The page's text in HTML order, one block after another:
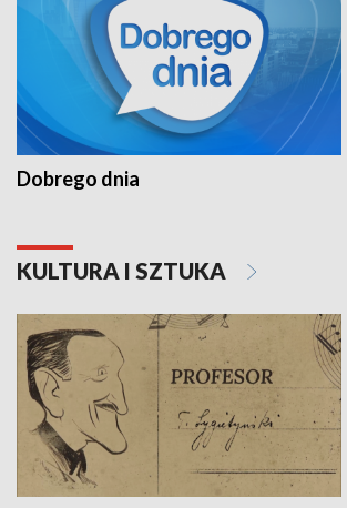
Dobrego dnia
KULTURA I SZTUKA